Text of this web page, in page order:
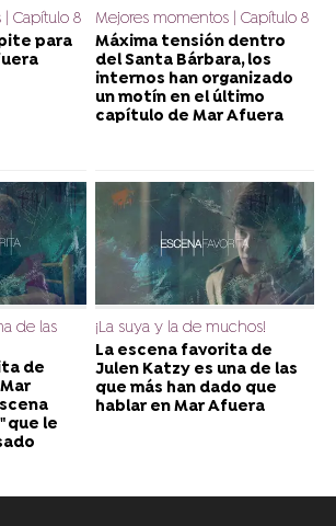
Capítulo 8
para
Mejores momentos | Capítulo 8
Máxima tensión dentro
del Santa Bárbara, los
internos han organizado
un motín en el último
capítulo de Mar Afuera
de las
de
que le
¡La suya y la de muchos!
La escena favorita de
Julen Katzy es una de las
que más han dado que
hablar en Mar Afuera